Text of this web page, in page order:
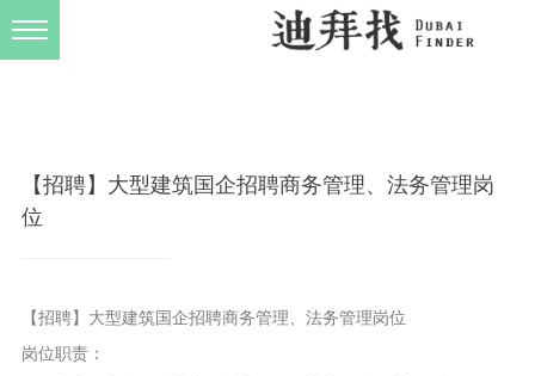
【招聘】大型建筑国企招聘商务管理、法务管理岗
位
【招聘】大型建筑国企招聘商务管理、法务管理岗位
岗位职责：